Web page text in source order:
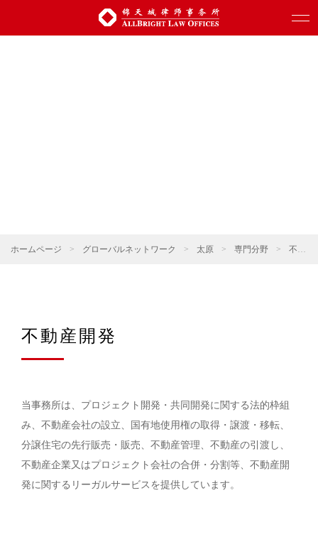
ホームページ > グローバルネットワーク > 太原 > 専門分野 > 不動産・建設プロジェクト
不動産開発
当事務所は、プロジェクト開発・共同開発に関する法的枠組
み、不動産会社の設立、国有地使用権の取得・譲渡・移転、
分譲住宅の先行販売・販売、不動産管理、不動産の引渡し、
不動産企業又はプロジェクト会社の合併・分割等、不動産開
発に関するリーガルサービスを提供しています。